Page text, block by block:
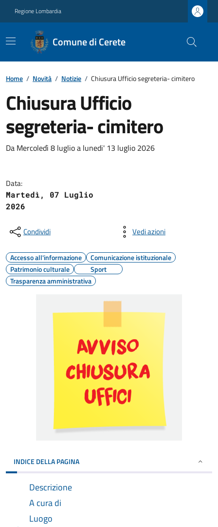
Regione Lombardia
Comune di Cerete
Home / Novità / Notizie / Chiusura Ufficio segreteria- cimitero
Chiusura Ufficio
segreteria- cimitero
Da Mercoledì 8 luglio a lunedi' 13 luglio 2026
Data:
Martedì, 07 Luglio
2026
Condividi Vedi azioni
Accesso all'informazione
Comunicazione istituzionale
Patrimonio culturale
Sport
Trasparenza amministrativa
INDICE DELLA PAGINA
Descrizione
A cura di
Luogo